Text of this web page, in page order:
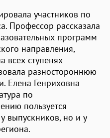
участников по
Профессор рассказала
программ
направления,
всех ступенях
разностороннюю
Елена Генриховна
по
пользуется
выпускников, но и у